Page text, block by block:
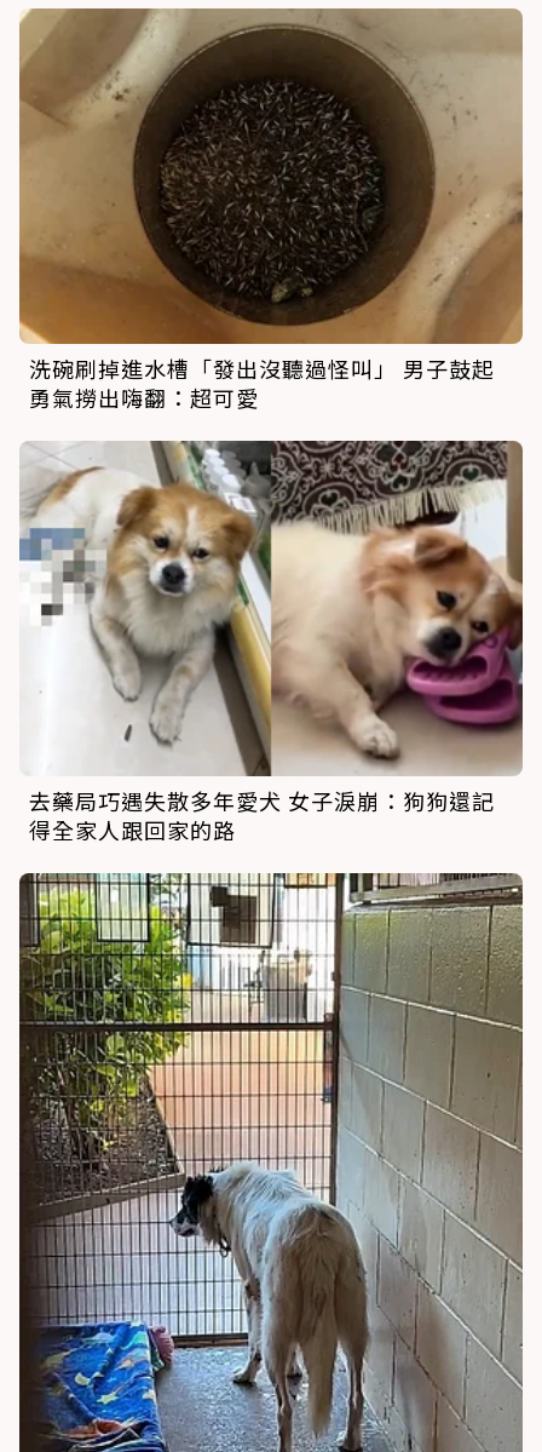
洗碗刷掉進水槽「發出沒聽過怪叫」 男子鼓起
勇氣撈出嗨翻：超可愛
去藥局巧遇失散多年愛犬 女子淚崩：狗狗還記
得全家人跟回家的路